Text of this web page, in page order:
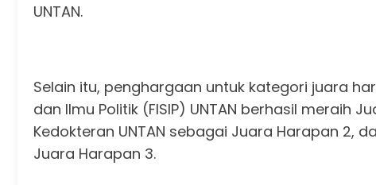
UNTAN.
Selain itu, penghargaan untuk kategori juara
dan Ilmu Politik (FISIP) UNTAN berhasil meraih
Kedokteran UNTAN sebagai Juara Harapan 2,
Juara Harapan 3.